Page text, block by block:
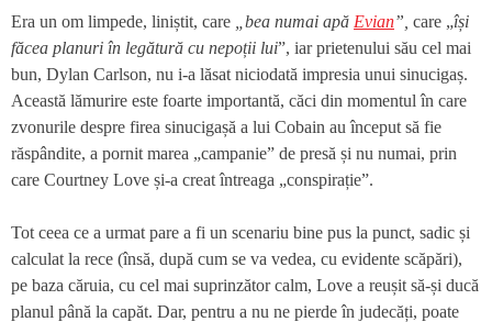
Era un om limpede, liniștit, care „bea numai apă Evian”, care „își
făcea planuri în legătură cu nepoții lui”, iar prietenului său cel mai
bun, Dylan Carlson, nu i-a lăsat niciodată impresia unui sinucigaș.
Această lămurire este foarte importantă, căci din momentul în care
zvonurile despre firea sinucigașă a lui Cobain au început să fie
răspândite, a pornit marea „campanie” de presă și nu numai, prin
care Courtney Love și-a creat întreaga „conspirație”.
Tot ceea ce a urmat pare a fi un scenariu bine pus la punct, sadic și
calculat la rece (însă, după cum se va vedea, cu evidente scăpări),
pe baza căruia, cu cel mai suprinzător calm, Love a reușit să-și ducă
planul până la capăt. Dar, pentru a nu ne pierde în judecăți, poate